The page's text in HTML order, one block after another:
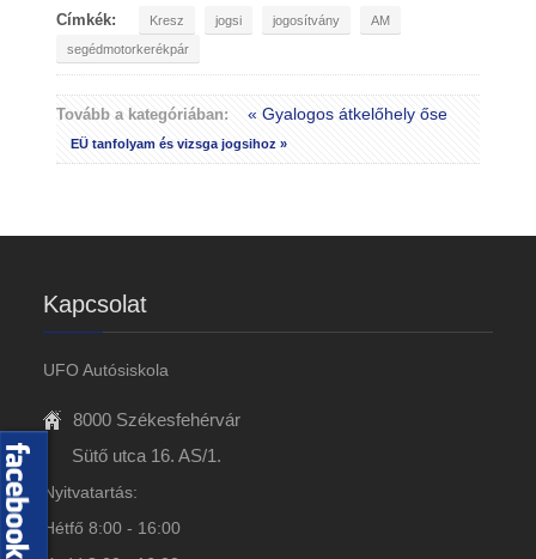
Címkék: Kresz jogsi jogosítvány
AM
segédmotorkerékpár
Tovább a kategóriában: « Gyalogos átkelőhely őse
EÜ tanfolyam és vizsga jogsihoz »
Kapcsolat
UFO Autósiskola
8000 Székesfehérvár
Sütő utca 16. AS/1.
Nyitvatartás:
Hétfő 8:00 - 16:00